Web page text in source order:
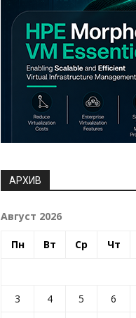
АРХИВ
Август 2026
Пн Вт Ср Чт
3
4 5 6